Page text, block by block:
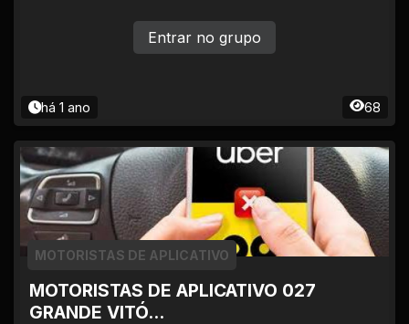
há 1 ano 68
Entrar no grupo
MOTORISTAS DE APLICATIVO 027
GRANDE VITÓ...
MOTORISTAS DE APLICATIVO